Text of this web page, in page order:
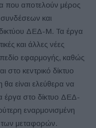
που αποτελούν μέρος
και
δικτύου ΔΕΔ-Μ. Τα έργα
και άλλες νέες
εφαρμογής, καθώς
στο κεντρικό δίκτυο
είναι ελεύθερα να
έργα στο δίκτυο ΔΕΔ-
εναρμονισμένη
των μεταφορών.